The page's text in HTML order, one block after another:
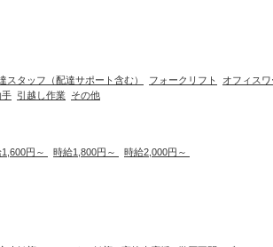
スタッフ（配達サポート含む） フォークリフト オフィス
手 引越し作業 その他
円～ 時給1,800円～ 時給2,000円～